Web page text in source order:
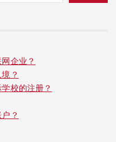
企业？
？
校的注册？
？